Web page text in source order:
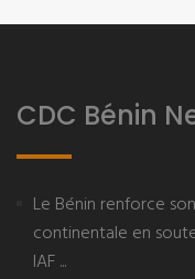
CDC Bénin
Le Bénin renforce
continentale en
IAF ...